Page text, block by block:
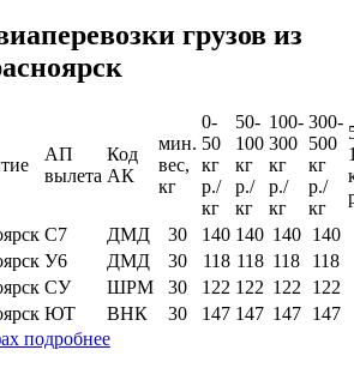
грузов из
АП
вылета
Код
АК
мин.
вес,
кг
0-
50
кг
р./
кг
50-
100
кг
р./
кг
100-
300
кг
р./
кг
300-
500
кг
р./
кг
С7 ДМД 30 140 140 140 140
У6 ДМД 30 118 118 118 118
СУ ШРМ 30 122 122 122 122
ЮТ ВНК 30 147 147 147 147
подробнее